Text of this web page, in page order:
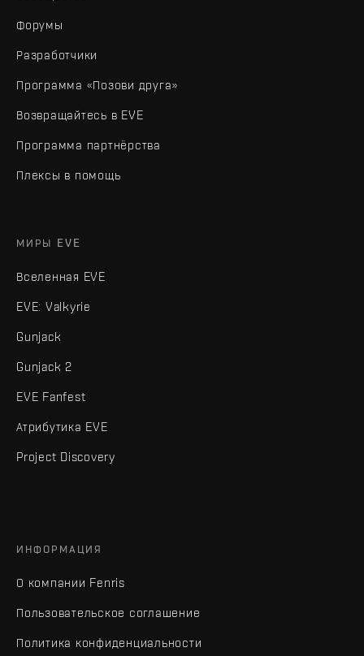
Форумы
Разработчики
Программа «Позови друга»
Возвращайтесь в EVE
Программа партнёрства
Плексы в помощь
МИРЫ EVE
Вселенная EVE
EVE: Valkyrie
Gunjack
Gunjack 2
EVE Fanfest
Атрибутика EVE
Project Discovery
ИНФОРМАЦИЯ
О компании Fenris
Пользовательское соглашение
Политика конфиденциальности